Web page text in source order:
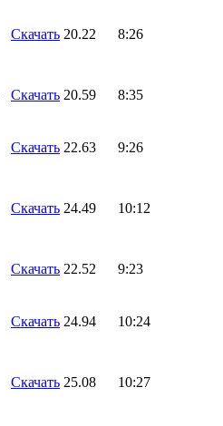
Скачать 20.22 8:26
Скачать 20.59 8:35
Скачать 22.63 9:26
Скачать 24.49 10:12
Скачать 22.52 9:23
Скачать 24.94 10:24
Скачать 25.08 10:27